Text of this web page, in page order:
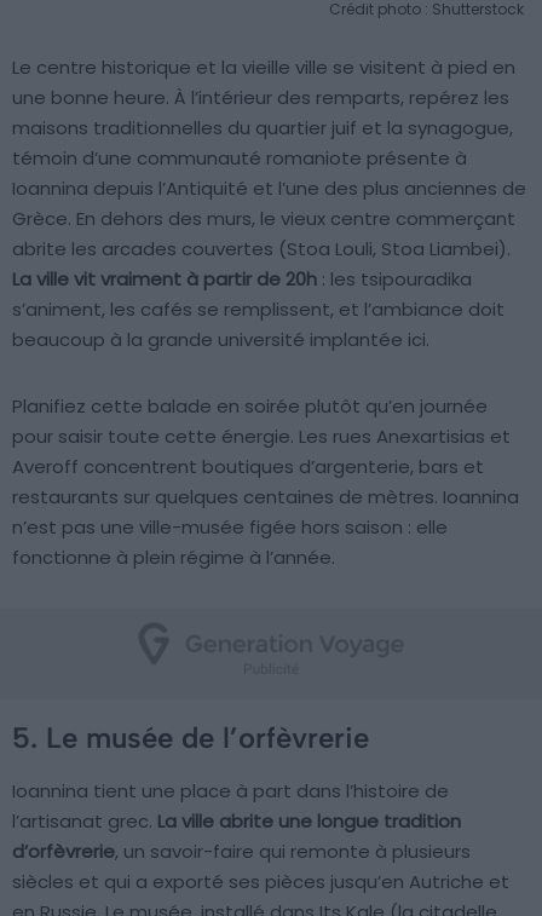
Crédit photo : Shutterstock
Le centre historique et la vieille ville se visitent à pied en
une bonne heure. À l’intérieur des remparts, repérez les
maisons traditionnelles du quartier juif et la synagogue,
témoin d’une communauté romaniote présente à
Ioannina depuis l’Antiquité et l’une des plus anciennes de
Grèce. En dehors des murs, le vieux centre commerçant
abrite les arcades couvertes (Stoa Louli, Stoa Liambei).
La ville vit vraiment à partir de 20h : les tsipouradika
s’animent, les cafés se remplissent, et l’ambiance doit
beaucoup à la grande université implantée ici.
Planifiez cette balade en soirée plutôt qu’en journée
pour saisir toute cette énergie. Les rues Anexartisias et
Averoff concentrent boutiques d’argenterie, bars et
restaurants sur quelques centaines de mètres. Ioannina
n’est pas une ville-musée figée hors saison : elle
fonctionne à plein régime à l’année.
5. Le musée de l’orfèvrerie
Ioannina tient une place à part dans l’histoire de
l’artisanat grec. La ville abrite une longue tradition
d’orfèvrerie, un savoir-faire qui remonte à plusieurs
siècles et qui a exporté ses pièces jusqu’en Autriche et